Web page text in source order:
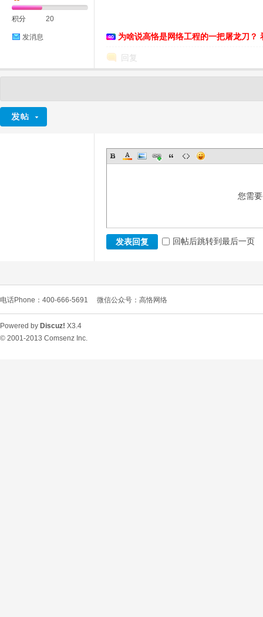
积分 20
发消息 为啥说高恪是网络工程的一把屠龙刀？
回复
您需
发表回复 回帖后跳转到最后一页
电话Phone：400-666-5691 微信公众号：高恪网络
Powered by Discuz! X3.4
© 2001-2013 Comsenz Inc.